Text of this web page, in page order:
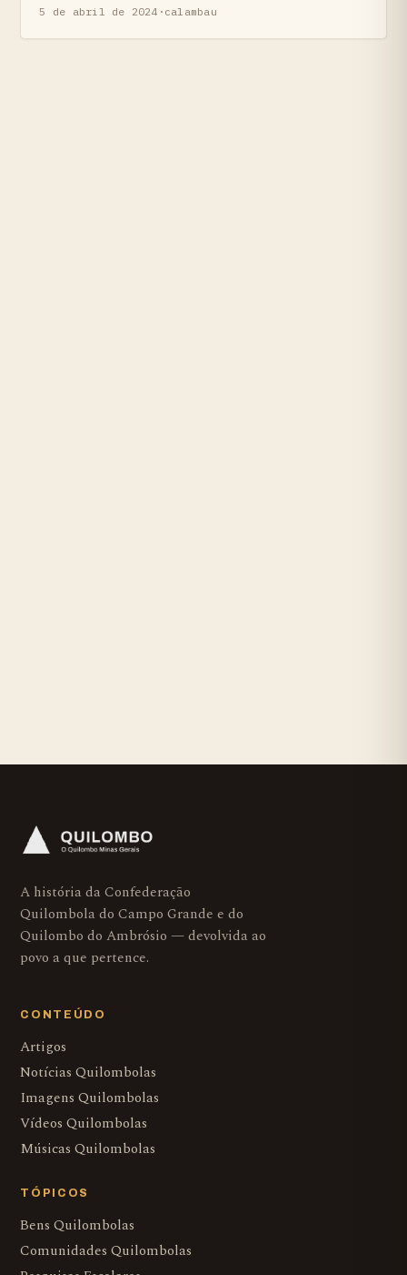
5 de abril de 2024 · calambau
A história da Confederação
Quilombola do Campo Grande e do
Quilombo do Ambrósio — devolvida ao
povo a que pertence.
CONTEÚDO
Artigos
Notícias Quilombolas
Imagens Quilombolas
Vídeos Quilombolas
Músicas Quilombolas
TÓPICOS
Bens Quilombolas
Comunidades Quilombolas